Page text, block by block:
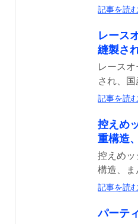
記事を読
レース
縫製さ
レース
され、
記事を読
控えめ
重構造
控えめ
構造、ま
記事を読
パーテ